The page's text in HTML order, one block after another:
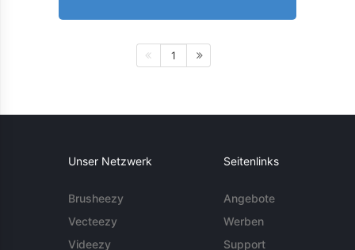
1
Unser Netzwerk
Brusheezy
Vecteezy
Videezy
Seitenlinks
Angebote
Werben
Support